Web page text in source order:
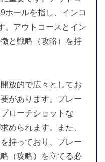
ホールを指し、インコ
。アウトコースとイン
と戦略（攻略）を持
放的で広々としてお
があります。プレー
ローチショットな
められます。また、
持っており、プレー
（攻略）を立てる必